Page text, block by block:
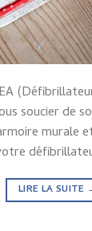
soucier de
murale
LIRE LA SUITE